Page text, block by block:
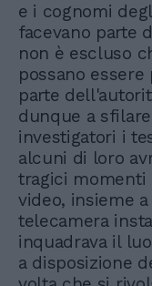
e i cognomi
facevano parte
non è escluso
possano
parte
dunque a
investigatori i
alcuni di loro
tragici
video, insieme
telecamera
inquadrava il
a disposizione